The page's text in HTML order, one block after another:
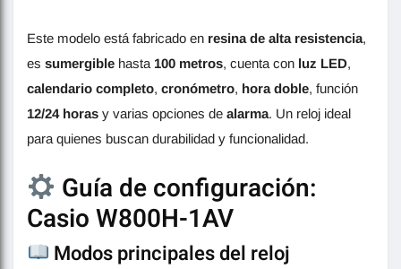
Este modelo está fabricado en resina de alta resistencia,
es sumergible hasta100 metros, cuenta con luz LED,
calendario completo, cronómetro, hora doble, función
12/24 horas y varias opciones de alarma. Un reloj ideal
para quienes buscan durabilidad y funcionalidad.
Guía de configuración:
Casio W800H-1AV
Modos principales del reloj